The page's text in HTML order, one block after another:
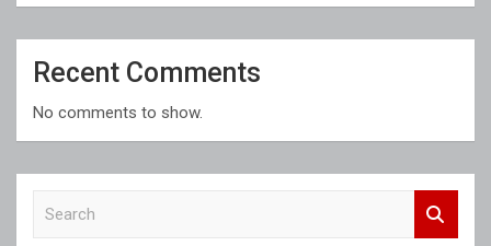
Recent Comments
No comments to show.